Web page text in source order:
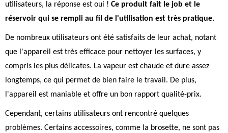
utilisateurs, la réponse est oui ! Ce produit fait le job et le
réservoir qui se rempli au fil de l'utilisation est très pratique.
De nombreux utilisateurs ont été satisfaits de leur achat, notant
que l'appareil est très efficace pour nettoyer les surfaces, y
compris les plus délicates. La vapeur est chaude et dure assez
longtemps, ce qui permet de bien faire le travail. De plus,
l'appareil est maniable et offre un bon rapport qualité-prix.
Cependant, certains utilisateurs ont rencontré quelques
problèmes. Certains accessoires, comme la brosette, ne sont pas